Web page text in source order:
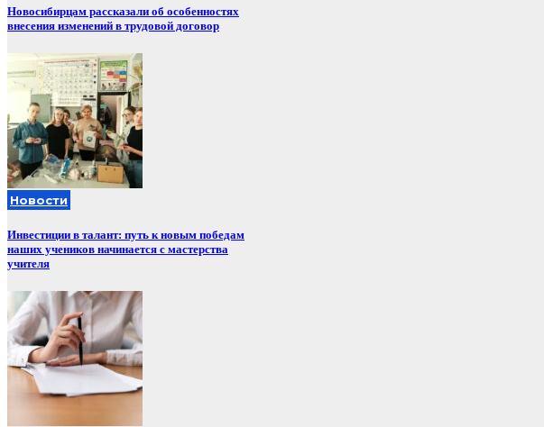
Новосибирцам рассказали об особенностях
внесения изменений в трудовой договор
Новости
Инвестиции в талант: путь к новым победам
наших учеников начинается с мастерства
учителя